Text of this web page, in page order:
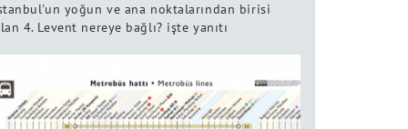
yoğun ve ana noktalarından birisi
4. Levent nereye bağlı? işte yanıtı